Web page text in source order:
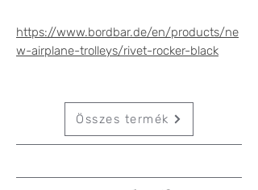
https://www.bordbar.de/en/products/ne
w-airplane-trolleys/rivet-rocker-black
Összes termék